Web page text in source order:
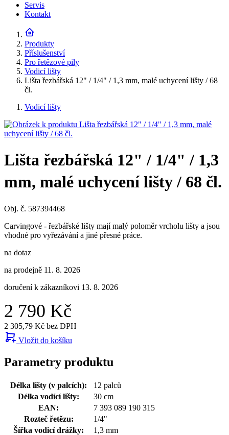
Servis
Kontakt
Produkty
Příslušenství
Pro řetězové pily
Vodicí lišty
Lišta řezbářská 12" / 1/4" / 1,3 mm, malé uchycení lišty / 68
čl.
Vodicí lišty
Lišta řezbářská 12" / 1/4" / 1,3
mm, malé uchycení lišty / 68 čl.
Obj. č. 587394468
Carvingové - řezbářské lišty mají malý poloměr vrcholu lišty a jsou
vhodné pro vyřezávání a jiné přesné práce.
na dotaz
na prodejně 11. 8. 2026
doručení k zákazníkovi 13. 8. 2026
2 790 Kč
2 305,79 Kč bez DPH
Vložit do košíku
Parametry produktu
Délka lišty (v palcích):
12 palců
Délka vodící lišty:
30 cm
EAN:
7 393 089 190 315
Rozteč řetězu:
1/4"
Šířka vodicí drážky:
1,3 mm